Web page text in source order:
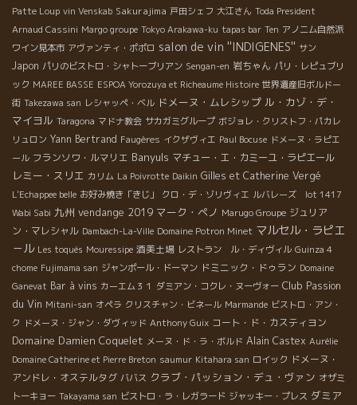
Patte Loup vin Venskab Sakurajima 戸田シェフ 大江さん Toda President
Arnaud Cassini Margo groupe Tokyo Arakawa-ku tapas bar Ten アノニム自然派
ワイン見本市 アヴァンティ・ポポロ salon de vin ''INDIGENES'' サン
Japon パリのビストロ・シャトーブリアン Sengan-en 岩ちゃん パリ・レピュブリ
ック MAREE BASSE ESPOA Yorozuya et Richeaume Histoire 世界遺産旧ボルドー
街 Takezawa san レシャッペ・ベル ドメーヌ・ムレシップ ル・カゾ・デ・
マイヨル Taragona マドナ教会 サカガミグループ ボジョレ・クリストフ・パカレ
リュロン Yann Bertrand Faugères イクザヴィエ Paul Bocuse ドメーヌ・ラピエ
ール フランソワ・ルマリエ Banyuls マチュー・エ・カミーユ・ラピエール
レミー・スリエ カリム La Poivrotte Daikin Gilles et Catherine Vergé
L'Echappee belle お好み焼き「きじ」 クロ・デ・ゾリヴィエ ルバレーズ lot 1417
Wabi Sabi 九州 vendange 2019 マーク・ペノ Marugo Groupe ジュリア
ン・マレシャル Dambach-La-Ville Domaine Potron Minet マルセル・ラピエ
－ル Les toqués Mouressipe 酒美土場 レストラン ル・ディヴィル Guinza 4
chome Fujimama san ジャンポール・ドーマン ドミニック・ドゥラン Domaine
Ganevat Bar à vins カーエム３１ ダミアン・コクレ・ヌーヴォー Club Passion
du Vin Mitani-san オペラ クリスチャン・ビネール Marmande ビストロ・アン・
ク ドメーヌ・ジャン・ダヴィッド Anthony Guix コート・ド・カスティヨン
Domaine Damien Coquelet メーヌ・ド・ラ・ボルド Alain Castex Aurélie
Domaine Catherine et Pierre Breton saumur Kitahara san ロイック ドメーヌ・
アンドレ・オステルタグ ババス クラブ・パッション・デュ・ヴァン オザミ
トーキョー Takayama san ビストロ・ラ・レガラード ジャッキー・プレス ダミア